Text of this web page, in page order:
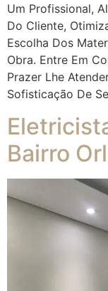
Um Profissional,
Do Cliente,
Escolha Dos
Obra. Entre Em
Prazer Lhe
Sofisticação De
Bairro